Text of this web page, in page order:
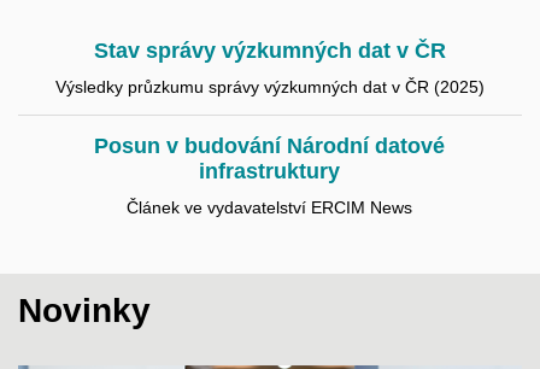
Stav správy výzkumných dat v ČR
Výsledky průzkumu správy výzkumných dat v ČR (2025)
Posun v budování Národní datové
infrastruktury
Článek ve vydavatelství ERCIM News
Novinky